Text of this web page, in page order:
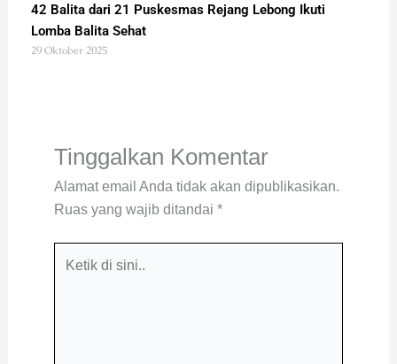
42 Balita dari 21 Puskesmas Rejang Lebong Ikuti
Lomba Balita Sehat
29 Oktober 2025
Tinggalkan Komentar
Alamat email Anda tidak akan dipublikasikan.
Ruas yang wajib ditandai *